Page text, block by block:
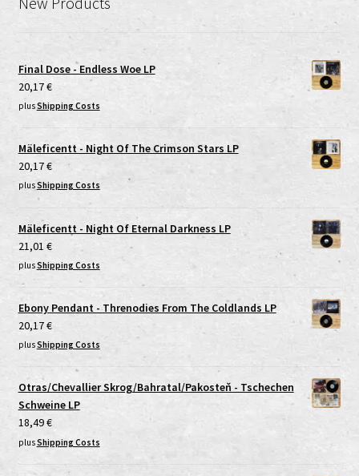
Final Dose - Endless Woe LP
20,17€
plusShipping Costs
Mäleficentt - Night Of The Crimson Stars LP
20,17€
plusShipping Costs
Mäleficentt - Night Of Eternal Darkness LP
21,01 €
plusShipping Costs
Ebony Pendant - Threnodies From The Coldlands LP
20,17€
plusShipping Costs
Otras/Chevallier Skrog/Bahratal/Pakosteň - Tschechen
Schweine LP
18,49€
plusShipping Costs